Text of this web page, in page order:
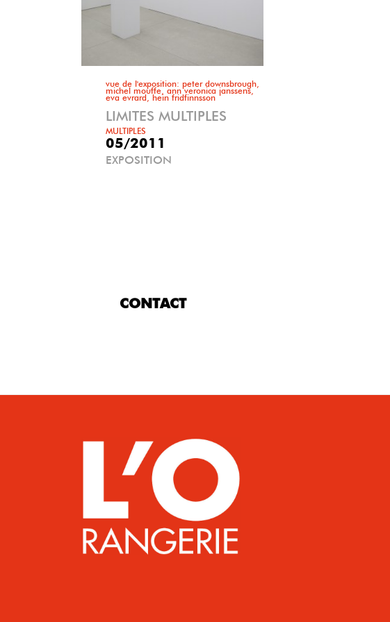
vue de l'exposition: peter downsbrough,
michel mouffe, ann veronica janssens,
eva evrard, hein fridfinnsson
LIMITES MULTIPLES
MULTIPLES
05/2011
EXPOSITION
CONTACT